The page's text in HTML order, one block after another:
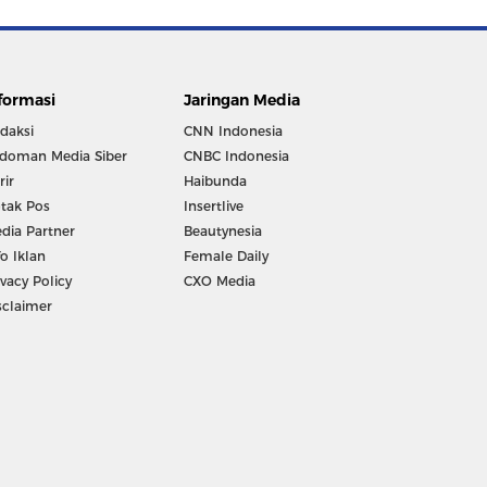
Media Siber
Pos
Partner
Iklan
Policy
Jaringan Media
CNN Indonesia
CNBC Indonesia
Haibunda
Insertlive
Beautynesia
Female Daily
CXO Media